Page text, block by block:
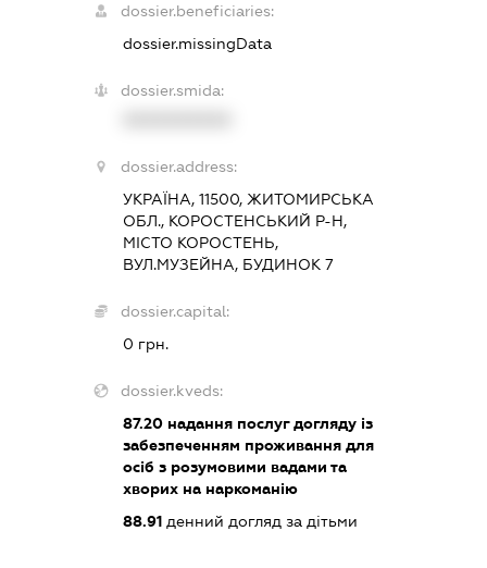
dossier.beneficiaries:
dossier.missingData
dossier.smida:
dossier.address:
УКРАЇНА, 11500, ЖИТОМИРСЬКА
ОБЛ., КОРОСТЕНСЬКИЙ Р-Н,
МІСТО КОРОСТЕНЬ,
ВУЛ.МУЗЕЙНА, БУДИНОК 7
dossier.capital:
0 грн.
dossier.kveds:
87.20надання послуг догляду із
забезпеченням проживання для
осіб з розумовими вадами та
хворих на наркоманію
88.91денний догляд за дітьми